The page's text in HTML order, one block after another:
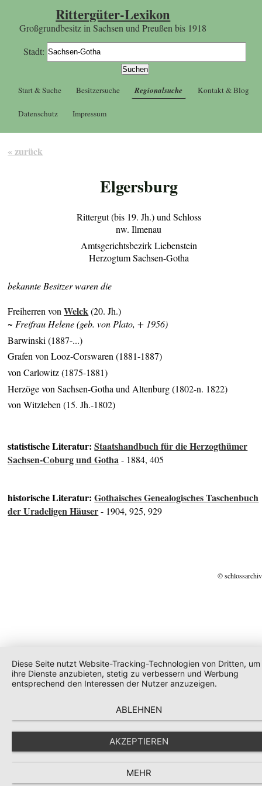
Rittergüter-Lexikon
Großgrundbesitz in Sachsen und Preußen bis 1918
Stadt:
Start & Suche Besitzersuche Regionalsuche Kontakt & Blog
Datenschutz Impressum
« zurück
Elgersburg
Rittergut (bis 19. Jh.) und Schloss
nw. Ilmenau
Amtsgerichtsbezirk Liebenstein
Herzogtum Sachsen-Gotha
bekannte Besitzer waren die
Freiherren vonWelck(20. Jh.)
~ Freifrau Helene (geb. von Plato, + 1956)
Barwinski (1887-...)
Grafen von Looz-Corswaren (1881-1887)
von Carlowitz (1875-1881)
Herzöge von Sachsen-Gotha und Altenburg (1802-n. 1822)
von Witzleben (15. Jh.-1802)
statistische Literatur:Staatshandbuch für die Herzogthümer
Sachsen-Coburg und Gotha- 1884, 405
historische Literatur:Gothaisches Genealogisches Taschenbuch
der Uradeligen Häuser- 1904, 925, 929
©
Diese Seite nutzt Website-Tracking-Technologien von Dritten, um
ihre Dienste anzubieten, stetig zu verbessern und Werbung
entsprechend den Interessen der Nutzer anzuzeigen.
ABLEHNEN
AKZEPTIEREN
MEHR